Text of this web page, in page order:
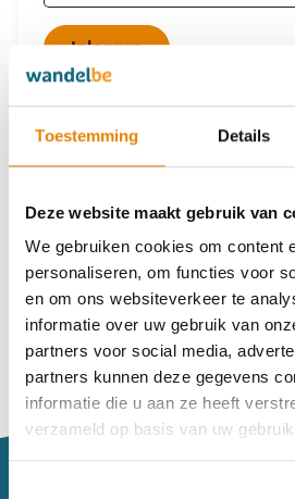
Toestemming Details
Deze website maakt gebruik van
We gebruiken cookies om content
personaliseren, om functies voor
en om ons websiteverkeer te
informatie over uw gebruik van
partners voor social media,
partners kunnen deze gegevens
informatie die u aan ze heeft
verzameld op basis van uw
Heb je nog geen
Maak dan een nieuw account
Maak een nieuw account
Vind je je weg niet goed in
Raadpleeg dan hier de